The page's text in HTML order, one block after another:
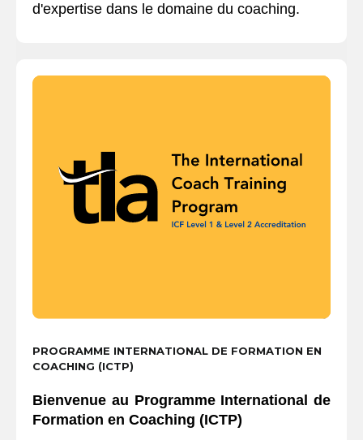
d'expertise dans le domaine du coaching.
PROGRAMME INTERNATIONAL DE FORMATION EN
COACHING (ICTP)
Bienvenue au Programme International de
Formation en Coaching (ICTP)